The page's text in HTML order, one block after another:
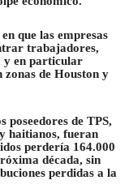
que las empresas
trabajadores,
y en particular
zonas de Houston y
poseedores de TPS,
haitianos, fueran
perdería 164.000
década, sin
perdidas a la